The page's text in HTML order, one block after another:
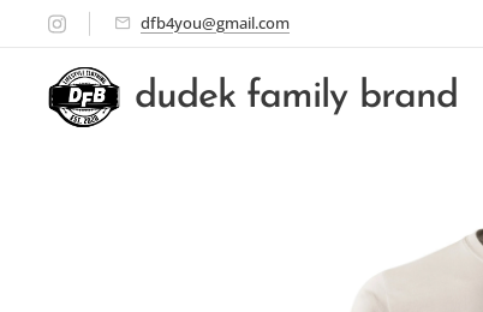
dfb4you@gmail.com
dudek family brand